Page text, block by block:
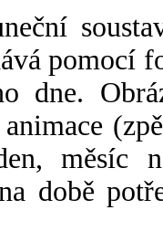
pomocí
dne.
měsíc
době